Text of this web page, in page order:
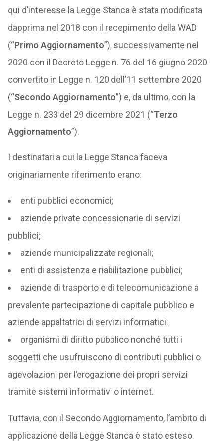
qui d’interesse la Legge Stanca è stata modificata
dapprima nel 2018 con il recepimento della WAD
(“Primo Aggiornamento”), successivamente nel
2020 con il Decreto Legge n. 76 del 16 giugno 2020
convertito in Legge n. 120 dell’11 settembre 2020
(“Secondo Aggiornamento”) e, da ultimo, con la
Legge n. 233 del 29 dicembre 2021 (“Terzo
Aggiornamento”).
I destinatari a cui la Legge Stanca faceva
originariamente riferimento erano:
enti pubblici economici;
aziende private concessionarie di servizi
pubblici;
aziende municipalizzate regionali;
enti di assistenza e riabilitazione pubblici;
aziende di trasporto e di telecomunicazione a
prevalente partecipazione di capitale pubblico e
aziende appaltatrici di servizi informatici;
organismi di diritto pubblico nonché tutti i
soggetti che usufruiscono di contributi pubblici o
agevolazioni per l’erogazione dei propri servizi
tramite sistemi informativi o internet.
Tuttavia, con il Secondo Aggiornamento, l’ambito di
applicazione della Legge Stanca è stato esteso